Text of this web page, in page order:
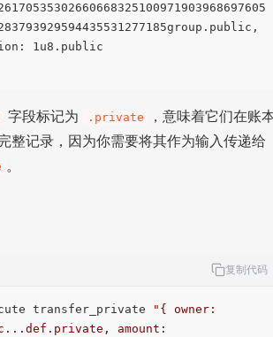
字段标记为 .private
，意味着它们在账
整记录，因为你需要将其作为输入传递给
。
复制代码
transfer_private
"{ owner:
amount: